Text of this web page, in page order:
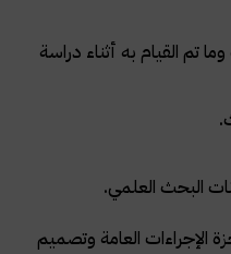
تم القيام به أثناء دراسة
البحث العلمي.
الإجراءات العامة وتصميم